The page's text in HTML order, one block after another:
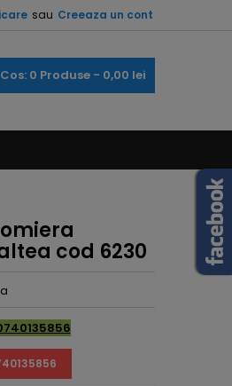
sau Creeaza un cont
Cos: 0 Produse - 0,00 lei
cod 6230